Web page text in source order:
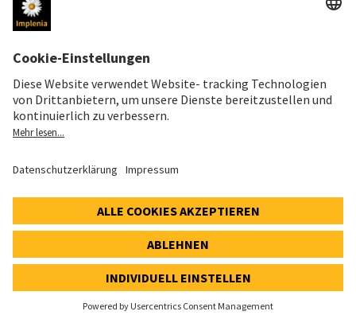
AKTIENKURS
SWX: Implenia AG
62,30 CHF
-0,40 CHF (-0,64%)
© 2026 Implenia AG